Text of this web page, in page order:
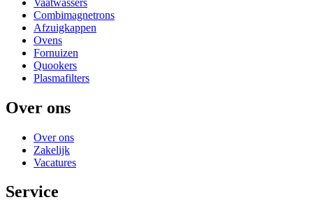
Combimagnetrons
Afzuigkappen
Ovens
Fornuizen
Quookers
Plasmafilters
Over ons
Over ons
Zakelijk
Vacatures
Service